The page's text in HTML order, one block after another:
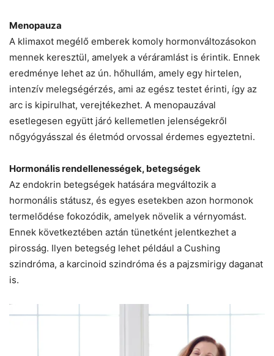
Menopauza
A klimaxot megélő emberek komoly hormonváltozásokon
mennek keresztül, amelyek a véráramlást is érintik. Ennek
eredménye lehet az ún. hőhullám, amely egy hirtelen,
intenzív melegségérzés, ami az egész testet érinti, így az
arc is kipirulhat, verejtékezhet. A menopauzával
esetlegesen együtt járó kellemetlen jelenségekről
nőgyógyásszal és életmód orvossal érdemes egyeztetni.
Hormonális rendellenességek, betegségek
Az endokrin betegségek hatására megváltozik a
hormonális státusz, és egyes esetekben azon hormonok
termelődése fokozódik, amelyek növelik a vérnyomást.
Ennek következtében aztán tünetként jelentkezhet a
pirosság. Ilyen betegség lehet például a Cushing
szindróma, a karcinoid szindróma és a pajzsmirigy daganat
is.